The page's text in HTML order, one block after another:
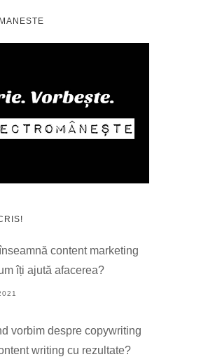
content marketing
îți ajută afacerea?
vorbim despre copywriting
writing cu rezultate?